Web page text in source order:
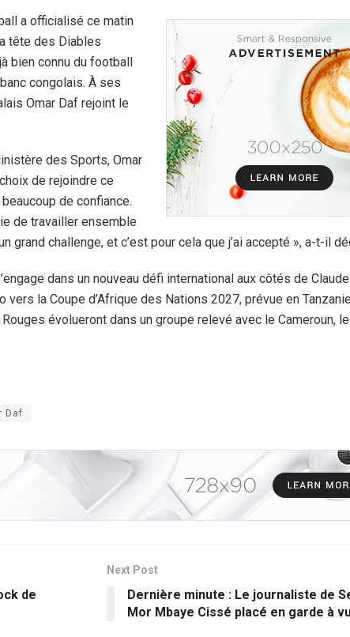
a officialisé ce matin
tête des Diables
bien connu du football
congolais. À ses
Omar Daf rejoint le
des Sports, Omar
de rejoindre ce
de confiance.
de travailler ensemble
grand challenge, et c’est pour cela que j’ai accepté », a-t-il
dans un nouveau défi international aux côtés de
vers la Coupe d’Afrique des Nations 2027, prévue en
évolueront dans un groupe relevé avec le Cameroun,
Daf
de
Next Post
Dernière minute : Le journaliste de
Mor Mbaye Cissé placé en garde à